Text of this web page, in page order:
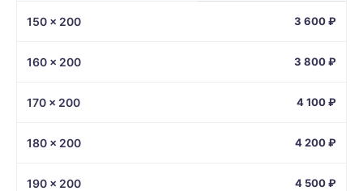
150 × 200 3 600 ₽
160 × 200 3 800 ₽
170 × 200 4 100 ₽
180 × 200 4 200 ₽
190 × 200 4 500 ₽